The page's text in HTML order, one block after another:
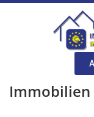
Immobilien